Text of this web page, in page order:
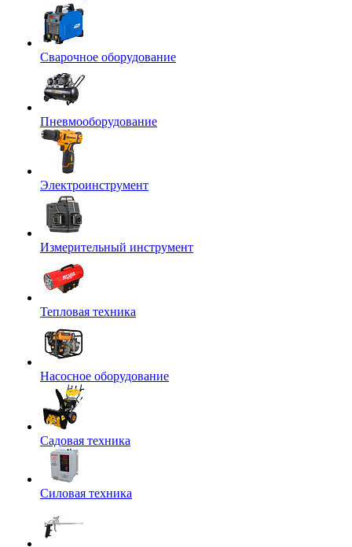
Сварочное оборудование
Пневмооборудование
Электроинструмент
Измерительный инструмент
Тепловая техника
Насосное оборудование
Садовая техника
Силовая техника